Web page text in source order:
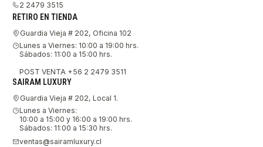
2 2479 3515
RETIRO EN TIENDA
Guardia Vieja # 202, Oficina 102
Lunes a Viernes: 10:00 a 19:00 hrs.
Sábados: 11:00 a 15:00 hrs.
POST VENTA +56 2 2479 3511
SAIRAM LUXURY
Guardia Vieja # 202, Local 1.
Lunes a Viernes:
10:00 a 15:00 y 16:00 a 19:00 hrs.
Sábados: 11:00 a 15:30 hrs.
ventas@sairamluxury.cl